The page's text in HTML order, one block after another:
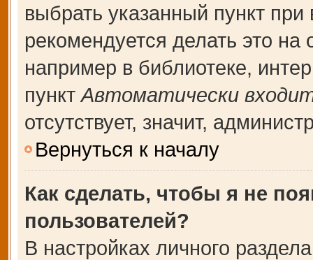
выбрать указанный пункт
рекомендуется делать это
например в библиотеке,
пунктАвтоматически
отсутствует, значит,
Вернуться к началу
Как сделать, чтобы я не
пользователей?
В настройках личного